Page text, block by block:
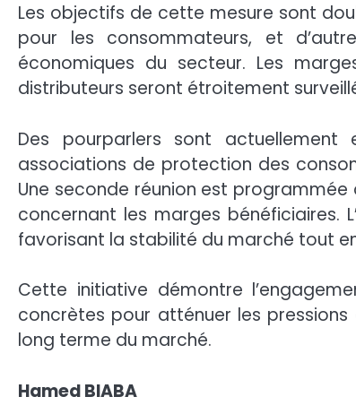
Les objectifs de cette mesure sont
pour les consommateurs, et
économiques du secteur. Les
distributeurs seront étroitement
Des pourparlers sont
associations de protection des
Une seconde réunion est
concernant les marges bénéficiaires.
favorisant la stabilité du marché tout
Cette initiative démontre
concrètes pour atténuer les
long terme du marché.
Hamed BIABA